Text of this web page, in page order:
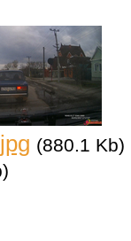
(880.1 Kb)